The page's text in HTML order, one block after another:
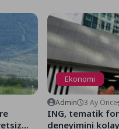
Ekonomi
Admin 3 Ay Önce
ING, tematik
deneyimini